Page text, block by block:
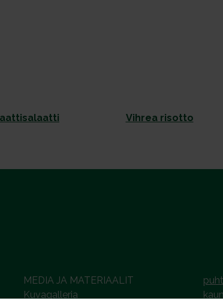
Vihrea risotto
MEDIA JA MATERIAALIT
Kuvagalleria